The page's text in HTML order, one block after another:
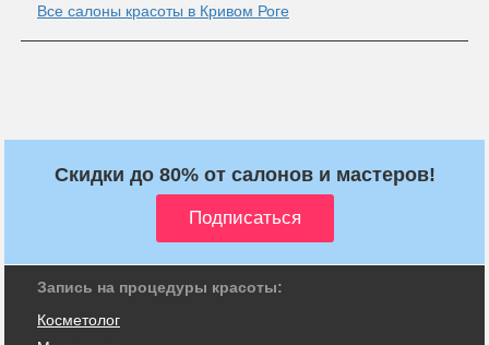
Все салоны красоты в Кривом Роге
Скидки до 80% от салонов и мастеров!
Запись на процедуры красоты:
Косметолог